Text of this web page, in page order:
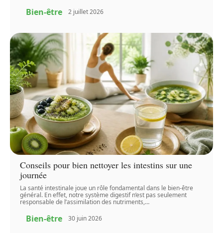
Bien-être 2 juillet 2026
Conseils pour bien nettoyer les intestins sur une
journée
La santé intestinale joue un rôle fondamental dans le bien-être
général. En effet, notre système digestif n’est pas seulement
responsable de l’assimilation des nutriments,…
Bien-être 30 juin 2026